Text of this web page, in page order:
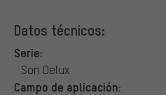
Datos técnicos:
Serie:
Son Delux
Campo de aplicación: